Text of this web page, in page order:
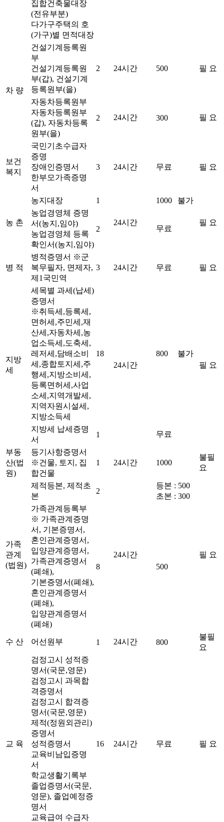
집합건축물대장
(전유부분)
다가구주택의 호
(가구)별 면적대장
차 량
건설기계등록원
부
건설기계등록원
부(갑), 건설기계
등록원부(을)
2 24시간 500 필 요
자동차등록원부
자동차등록원부
(갑), 자동차등록
원부(을)
2 24시간 300 필 요
보건
복지
국민기초수급자
증명
장애인증명서
한부모가족증명
서
3 24시간 무료 필 요
농 촌
농지대장 1
24시간
1000 불가
필 요
농업경영체 증명
서(농지,임야)
농업경영체 등록
확인서(농지,임야)
2 무료
병 적
병적증명서 ※군
복무필자, 면제자,
제1국민역
3 24시간 무료 필 요
지방
세
세목별 과세(납세)
증명서
※취득세,등록세,
면허세,주민세,재
산세,자동차세,농
업소득세,도축세,
레저세,담배소비
세,종합토지세,주
행세,지방소비세,
등록면허세,사업
소세,지역개발세,
지역자원시설세,
지방소득세
18
24시간
800
불가
필 요
지방세 납세증명
서
1 무료
부동
산(법
원)
등기사항증명서
※건물, 토지, 집
합건물
1 24시간 1000
불필
요
가족
관계
(법원)
제적등본, 제적초
본
2
24시간
등본 : 500
초본 : 300
필 요
가족관계등록부
※ 가족관계증명
서, 기본증명서,
혼인관계증명서,
입양관계증명서,
가족관계증명서
(폐쇄),
기본증명서(폐쇄),
혼인관계증명서
(폐쇄),
입양관계증명서
(폐쇄)
8 500
수 산 어선원부 1 24시간 800
불필
요
교 육
검정고시 성적증
명서(국문,영문)
검정고시 과목합
격증명서
검정고시 합격증
명서(국문,영문)
제적(정원외관리)
증명서
성적증명서
교육비남입증명
서
학교생활기록부
졸업증명서(국문,
영문), 졸업예정증
명서
교육급여 수급자
16 24시간 무료 필 요